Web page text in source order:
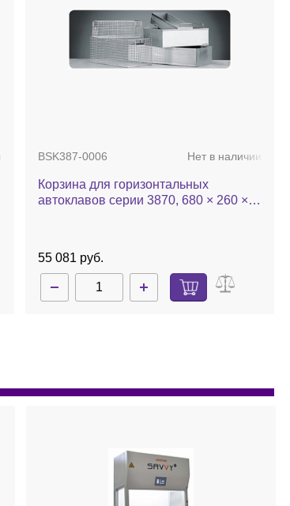
BSK387-0006 Нет в наличии
Корзина для горизонтальных
автоклавов серии 3870, 680 × 260 ×
55 081 руб.